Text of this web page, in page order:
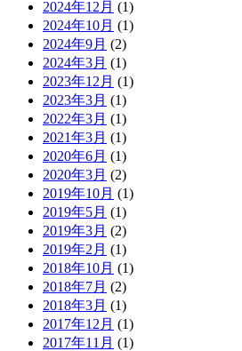
2024年12月 (1)
2024年10月 (1)
2024年9月 (2)
2024年3月 (1)
2023年12月 (1)
2023年3月 (1)
2022年3月 (1)
2021年3月 (1)
2020年6月 (1)
2020年3月 (2)
2019年10月 (1)
2019年5月 (1)
2019年3月 (2)
2019年2月 (1)
2018年10月 (1)
2018年7月 (2)
2018年3月 (1)
2017年12月 (1)
2017年11月 (1)